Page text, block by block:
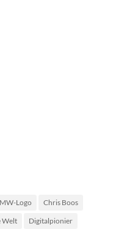
Logo
Chris Boos
Welt
Digitalpionier